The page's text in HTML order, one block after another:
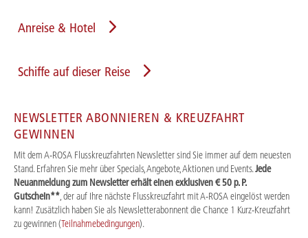
Anreise & Hotel
Schiffe auf dieser Reise
NEWSLETTER ABONNIEREN & KREUZFAHRT
GEWINNEN
Mit dem A-ROSA Flusskreuzfahrten Newsletter sind Sie immer auf dem neuesten
Stand. Erfahren Sie mehr über Specials, Angebote, Aktionen und Events.Jede
Neuanmeldung zum Newsletter erhält einen exklusiven € 50 p. P.
Gutschein** , der auf Ihre nächste Flusskreuzfahrt mit A-ROSA eingelöst werden
kann! Zusätzlich haben Sie als Newsletterabonnent die Chance 1 Kurz-Kreuzfahrt
zu gewinnen (Teilnahmebedingungen).